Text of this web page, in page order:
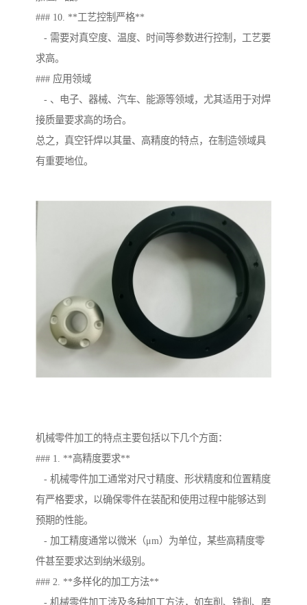
### 10. **工艺控制严格**
- 需要对真空度、温度、时间等参数进行控制，工艺要
求高。
### 应用领域
- 、电子、器械、汽车、能源等领域，尤其适用于对焊
接质量要求高的场合。
总之，真空钎焊以其量、高精度的特点，在制造领域具
有重要地位。
机械零件加工的特点主要包括以下几个方面：
### 1. **高精度要求**
- 机械零件加工通常对尺寸精度、形状精度和位置精度
有严格要求，以确保零件在装配和使用过程中能够达到
预期的性能。
- 加工精度通常以微米（μm）为单位，某些高精度零
件甚至要求达到纳米级别。
### 2. **多样化的加工方法**
- 机械零件加工涉及多种加工方法，如车削、铣削、磨